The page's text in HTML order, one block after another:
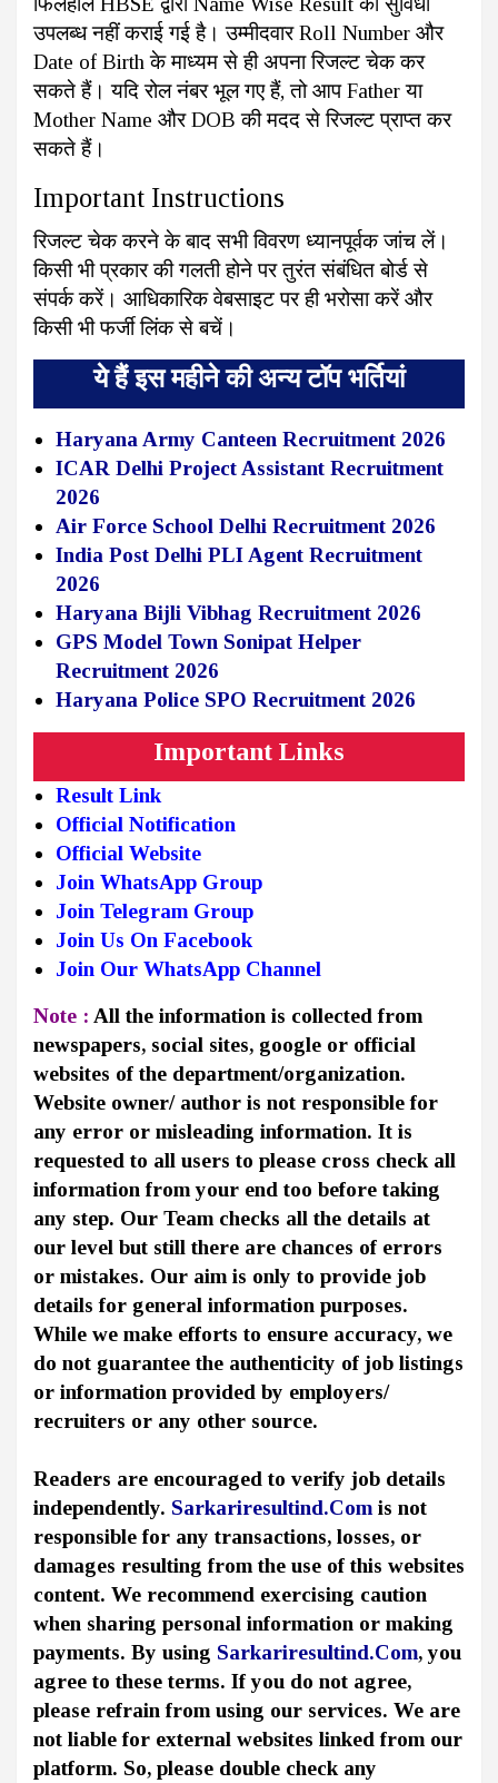
उपलब्ध नहीं कराई गई है। उम्मीदवार Roll Number और
Date of Birth के माध्यम से ही अपना रिजल्ट चेक कर
सकते हैं। यदि रोल नंबर भूल गए हैं, तो आप Father या
Mother Name और DOB की मदद से रिजल्ट प्राप्त कर
सकते हैं।
Important Instructions
रिजल्ट चेक करने के बाद सभी विवरण ध्यानपूर्वक जांच लें।
किसी भी प्रकार की गलती होने पर तुरंत संबंधित बोर्ड से
संपर्क करें। आधिकारिक वेबसाइट पर ही भरोसा करें और
किसी भी फर्जी लिंक से बचें।
ये हैं इस महीने की अन्य टॉप भर्तियां
Haryana Army Canteen Recruitment 2026
ICAR Delhi Project Assistant Recruitment
2026
Air Force School Delhi Recruitment 2026
India Post Delhi PLI Agent Recruitment
2026
Haryana Bijli Vibhag Recruitment 2026
GPS Model Town Sonipat Helper
Recruitment 2026
Haryana Police SPO Recruitment 2026
Important Links
Result Link
Official Notification
Official Website
Join WhatsApp Group
Join Telegram Group
Join Us On Facebook
Join Our WhatsApp Channel
Note : All the information is collected from
newspapers, social sites, google or official
websites of the department/organization.
Website owner/ author is not responsible for
any error or misleading information. It is
requested to all users to please cross check all
information from your end too before taking
any step. Our Team checks all the details at
our level but still there are chances of errors
or mistakes. Our aim is only to provide job
details for general information purposes.
While we make efforts to ensure accuracy, we
do not guarantee the authenticity of job listings
or information provided by employers/
recruiters or any other source.
Readers are encouraged to verify job details
independently. Sarkariresultind.Com is not
responsible for any transactions, losses, or
damages resulting from the use of this websites
content. We recommend exercising caution
when sharing personal information or making
payments. By using Sarkariresultind.Com, you
agree to these terms. If you do not agree,
please refrain from using our services. We are
not liable for external websites linked from our
platform. So, please double check any